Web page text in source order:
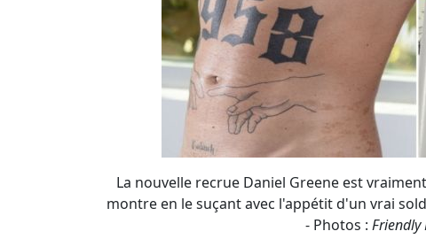
La nouvelle recrue Daniel Greene est
montre en le suçant avec l'appétit d'un vrai
- Photos :